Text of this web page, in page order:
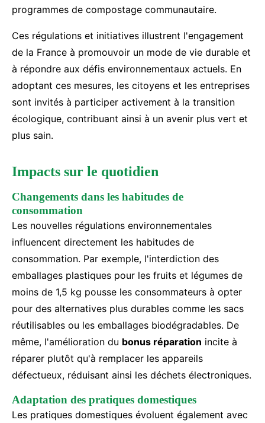
programmes de compostage communautaire.
Ces régulations et initiatives illustrent l'engagement
de la France à promouvoir un mode de vie durable et
à répondre aux défis environnementaux actuels. En
adoptant ces mesures, les citoyens et les entreprises
sont invités à participer activement à la transition
écologique, contribuant ainsi à un avenir plus vert et
plus sain.
Impacts sur le quotidien
Changements dans les habitudes de
consommation
Les nouvelles régulations environnementales
influencent directement les habitudes de
consommation. Par exemple, l'interdiction des
emballages plastiques pour les fruits et légumes de
moins de 1,5 kg pousse les consommateurs à opter
pour des alternatives plus durables comme les sacs
réutilisables ou les emballages biodégradables. De
même, l'amélioration du bonus réparation incite à
réparer plutôt qu'à remplacer les appareils
défectueux, réduisant ainsi les déchets électroniques.
Adaptation des pratiques domestiques
Les pratiques domestiques évoluent également avec